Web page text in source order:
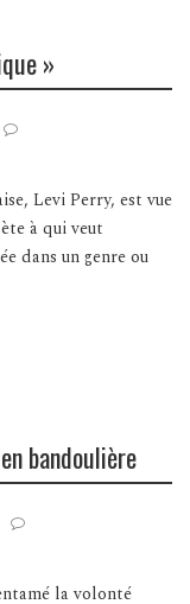
»
Levi Perry, est vue
à qui veut
dans un genre ou
bandoulière
la volonté